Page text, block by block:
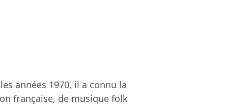
années 1970, il a connu la
française, de musique folk